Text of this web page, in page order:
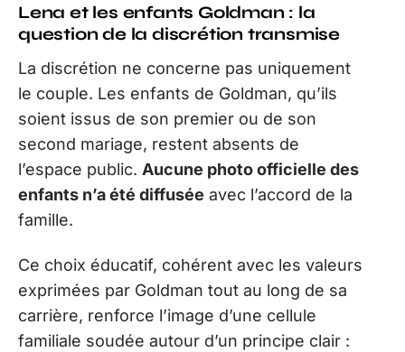
Lena et les enfants Goldman : la
question de la discrétion transmise
La discrétion ne concerne pas uniquement
le couple. Les enfants de Goldman, qu’ils
soient issus de son premier ou de son
second mariage, restent absents de
l’espace public. Aucune photo officielle des
enfants n’a été diffusée avec l’accord de la
famille.
Ce choix éducatif, cohérent avec les valeurs
exprimées par Goldman tout au long de sa
carrière, renforce l’image d’une cellule
familiale soudée autour d’un principe clair :